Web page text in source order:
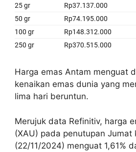
Harga emas Antam menguat
kenaikan emas dunia yang
lima hari beruntun.
Merujuk data Refinitiv, harga
(XAU) pada penutupan Jumat
(22/11/2024) menguat 1,61%